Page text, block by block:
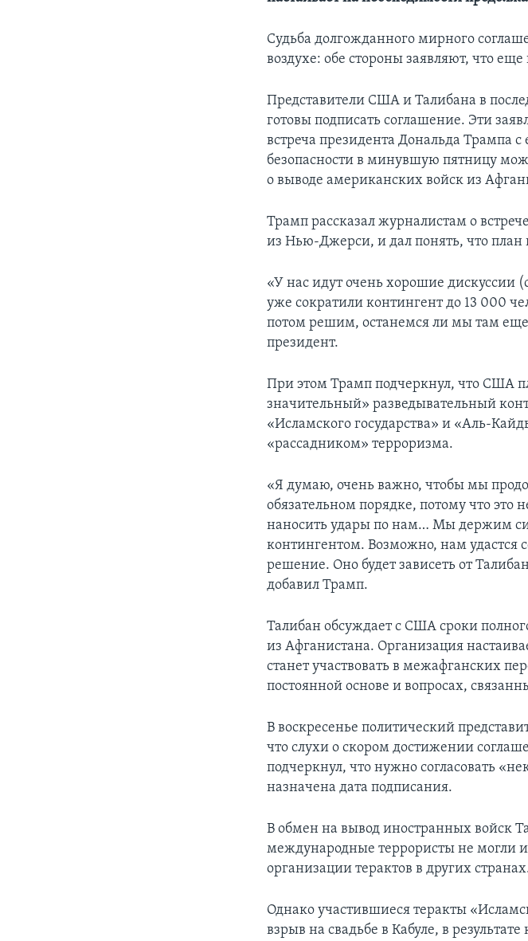
Судьба долгожданного мирного
воздухе: обе стороны заявляют, что
Представители США и Талибана в
готовы подписать соглашение. Эти
встреча президента Дональда Трампа
безопасности в минувшую пятницу
о выводе американских войск из
Трамп рассказал журналистам о
из Нью-Джерси, и дал понять, что план
«У нас идут очень хорошие дискуссии
уже сократили контингент до 13 000
потом решим, останемся ли мы там еще
президент.
При этом Трамп подчеркнул, что США
значительный» разведывательный
«Исламского государства» и «Аль-
«рассадником» терроризма.
«Я думаю, очень важно, чтобы мы
обязательном порядке, потому что это
наносить удары по нам… Мы держим
контингентом. Возможно, нам удастся
решение. Оно будет зависеть от
добавил Трамп.
Талибан обсуждает с США сроки
из Афганистана. Организация
станет участвовать в межафганских
постоянной основе и вопросах,
В воскресенье политический
что слухи о скором достижении
подчеркнул, что нужно согласовать
назначена дата подписания.
В обмен на вывод иностранных войск
международные террористы не могли
организации терактов в других
Однако участившиеся теракты
взрыв на свадьбе в Кабуле, в